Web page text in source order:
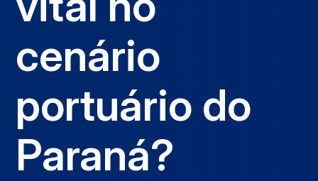
cenário
portuário do
Paraná?